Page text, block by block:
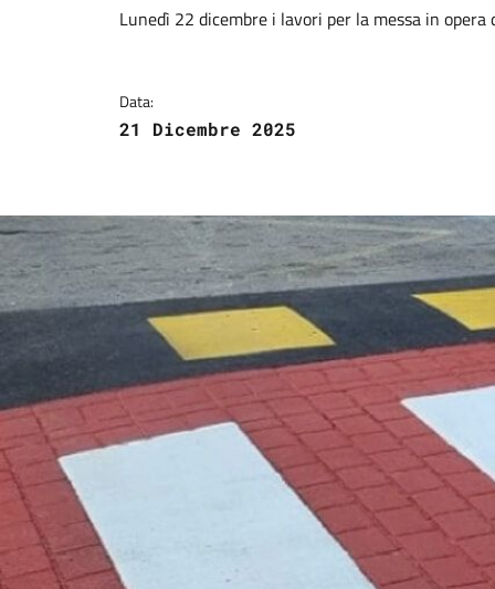
Dettagli della
Lunedì 22 dicembre i lavori per la messa in
Data:
21 Dicembre 2025